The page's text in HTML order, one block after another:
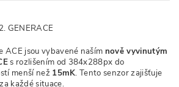
GENERACE
ACE jsou vybavené naším nově vyvinutým
s rozlišením od 384x288px do
menší než 15mK. Tento senzor zajišťuje
každé situace.